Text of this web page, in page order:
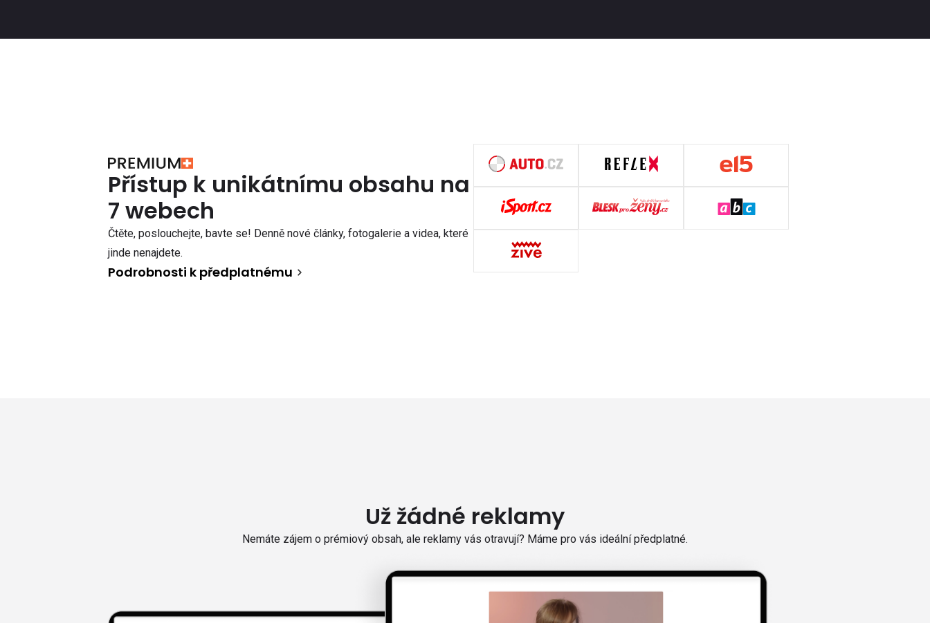
Přístup k unikátnímu obsahu na
7 webech
Čtěte, poslouchejte, bavte se! Denně nové články, fotogalerie a videa, které
jinde nenajdete.
Podrobnosti k předplatnému
Už žádné reklamy
Nemáte zájem o prémiový obsah, ale reklamy vás otravují? Máme pro vás ideální předplatné.